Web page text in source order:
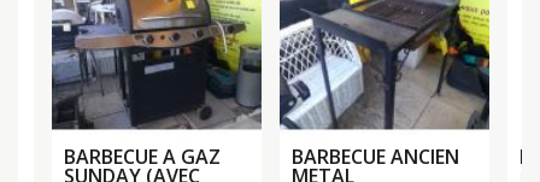
BARBECUE A GAZ
SUNDAY (AVEC
BARBECUE ANCIEN
METAL